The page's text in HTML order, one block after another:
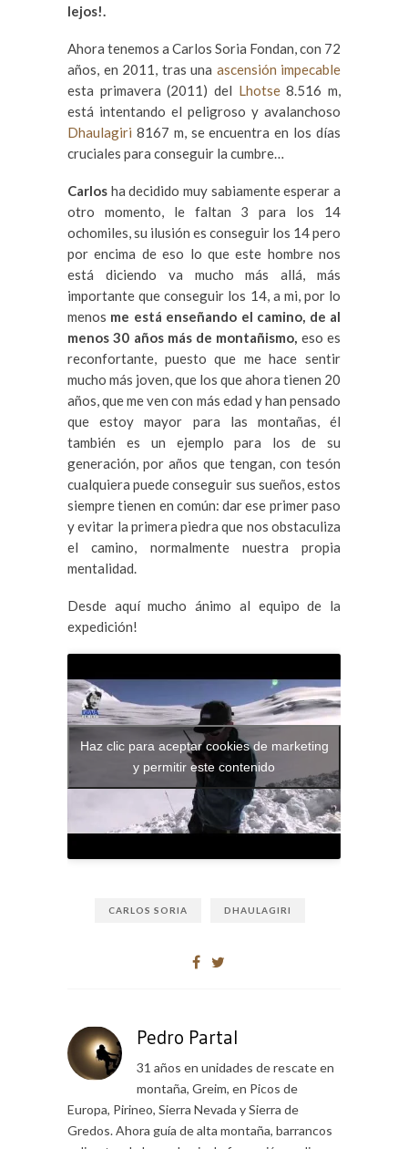
lejos!.
Ahora tenemos a Carlos Soria Fondan, con 72
años, en 2011, tras una ascensión impecable
esta primavera (2011) del Lhotse8.516 m,
está intentando el peligroso y avalanchoso
Dhaulagiri 8167 m, se encuentra en los días
cruciales para conseguir la cumbre…
Carlos ha decidido muy sabiamente esperar a
otro momento, le faltan 3 para los 14
ochomiles, su ilusión es conseguir los 14 pero
por encima de eso lo que este hombre nos
está diciendo va mucho más allá, más
importante que conseguir los 14, a mi, por lo
menos me está enseñando el camino, de al
menos 30 años más de montañismo, eso es
reconfortante, puesto que me hace sentir
mucho más joven, que los que ahora tienen 20
años, que me ven con más edad y han pensado
que estoy mayor para las montañas, él
también es un ejemplo para los de su
generación, por años que tengan, con tesón
cualquiera puede conseguir sus sueños, estos
siempre tienen en común: dar ese primer paso
y evitar la primera piedra que nos obstaculiza
el camino, normalmente nuestra propia
mentalidad.
Desde aquí mucho ánimo al equipo de la
expedición!
Haz clic para aceptar cookies de marketing
y permitir este contenido
CARLOS SORIA DHAULAGIRI
Pedro Partal
31 años en unidades de rescate en
montaña, Greim, en Picos de
Europa, Pirineo, Sierra Nevada y Sierra de
Gredos. Ahora guía de alta montaña, barrancos